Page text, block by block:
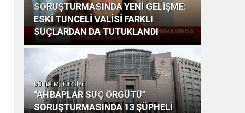
SORUŞTURMASINDA YENİ GELİŞME:
ESKİ TUNCELİ VALİSİ FARKLI
SUÇLARDAN DA TUTUKLANDI
GÜNDEM, TÜRKİYE
“AHBAPLAR SUÇ ÖRGÜTÜ”
SORUŞTURMASINDA 13 ŞÜPHELİ